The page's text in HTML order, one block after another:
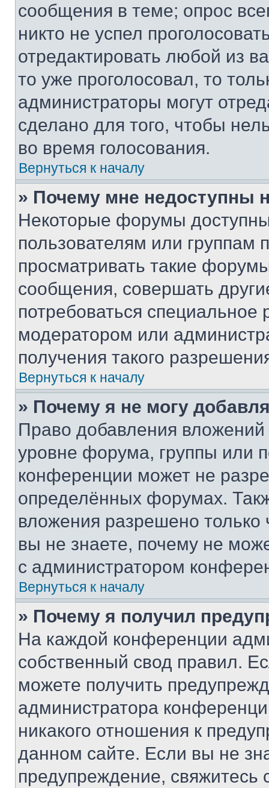
сообщения в теме; опрос
никто не успел
отредактировать любой из
то уже проголосовал, то
администраторы могут
сделано для того, чтобы
во время голосования.
Вернуться к началу
» Почему мне недоступны
Некоторые форумы
пользователям или группам
просматривать такие
сообщения, совершать
потребоваться
модератором или
получения такого
Вернуться к началу
» Почему я не могу
Право добавления
уровне форума, группы или
конференции может не
определённых форумах.
вложения разрешено
вы не знаете, почему не
с администратором
Вернуться к началу
» Почему я получил
На каждой конференции
собственный свод правил.
можете получить
администратора
никакого отношения к
данном сайте. Если вы не
предупреждение,